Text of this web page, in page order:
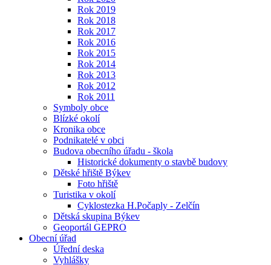
Rok 2019
Rok 2018
Rok 2017
Rok 2016
Rok 2015
Rok 2014
Rok 2013
Rok 2012
Rok 2011
Symboly obce
Blízké okolí
Kronika obce
Podnikatelé v obci
Budova obecního úřadu - škola
Historické dokumenty o stavbě budovy
Dětské hřiště Býkev
Foto hřiště
Turistika v okolí
Cyklostezka H.Počaply - Zelčín
Dětská skupina Býkev
Geoportál GEPRO
Obecní úřad
Úřední deska
Vyhlášky